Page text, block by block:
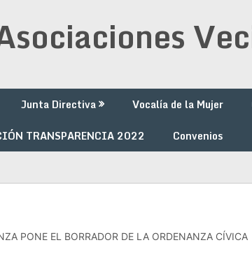
Junta Directiva Vocalía de la Mujer
TRANSPARENCIA 2022 Convenios
PONE EL BORRADOR DE LA ORDENANZA CÍVICA